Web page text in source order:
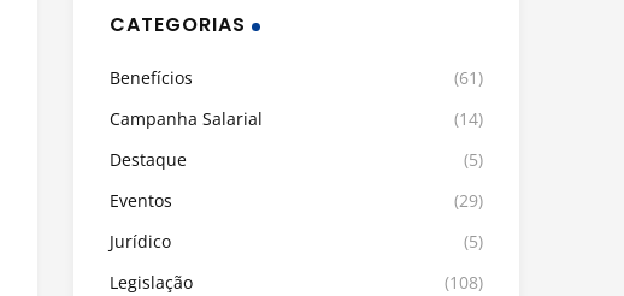
CATEGORIAS
Benefícios
(61)
Campanha Salarial
(14)
Destaque
(5)
Eventos
(29)
Jurídico
(5)
Legislação
(108)